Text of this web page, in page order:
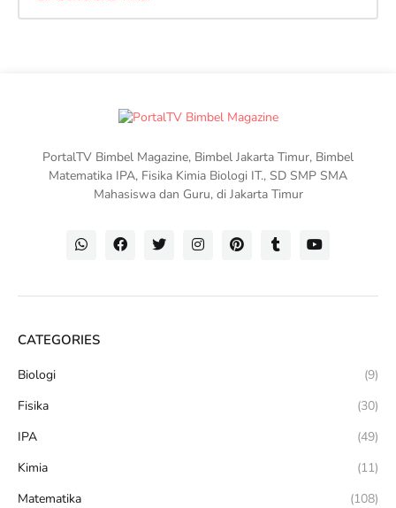
PortalTV Bimbel Magazine, Bimbel Jakarta Timur, Bimbel
Matematika IPA, Fisika Kimia Biologi IT., SD SMP SMA
Mahasiswa dan Guru, di Jakarta Timur
CATEGORIES
Biologi
(9)
Fisika
(30)
IPA
(49)
Kimia
(11)
Matematika
(108)